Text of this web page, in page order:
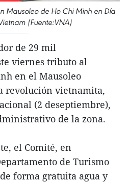
Mausoleo de Ho Chi Minh en Día
(Fuente:VNA)
de 29 mil
viernes tributo al
en el Mausoleo
revolución vietnamita,
(2 deseptiembre),
de la zona.
el Comité, en
de Turismo
forma gratuita agua y